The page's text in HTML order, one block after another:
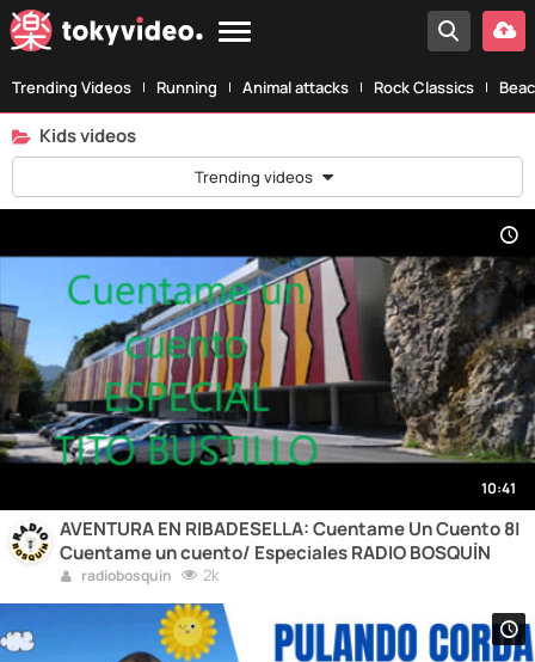
Trending Videos Running Animal attacks Rock Classics
Kids videos
Trending videos
10:41
AVENTURA EN RIBADESELLA: Cuentame Un Cuento 8|
Cuentame un cuento/ Especiales RADIO BOSQUÍN
radiobosquin 2k